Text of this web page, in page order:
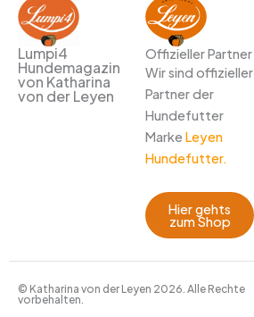
Lumpi4
Hundemagazin
von Katharina
von der Leyen
Offizieller Partner
Wir sind offizieller
Partner der
Hundefutter
Marke Leyen
Hundefutter.
Hier gehts
zum Shop
© Katharina von der Leyen 2026. Alle Rechte
vorbehalten.